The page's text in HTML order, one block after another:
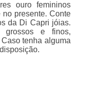
ouro femininos
presente. Conte
da Di Capri jóias.
grossos e finos,
tenha alguma